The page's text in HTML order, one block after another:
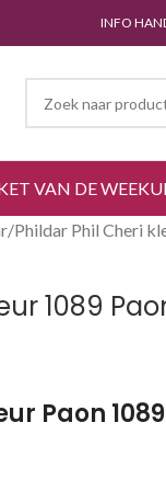
INFO
VAN DE WEEK
Phildar Phil Cheri
1089
Paon 1089